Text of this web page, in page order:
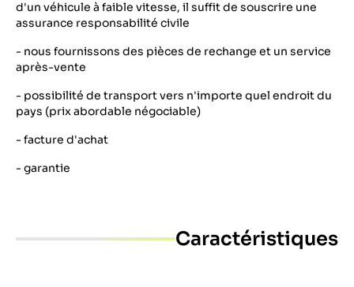
d'un véhicule à faible vitesse, il suffit de souscrire une
assurance responsabilité civile
- nous fournissons des pièces de rechange et un service
après-vente
- possibilité de transport vers n'importe quel endroit du
pays (prix abordable négociable)
- facture d'achat
- garantie
Caractéristiques